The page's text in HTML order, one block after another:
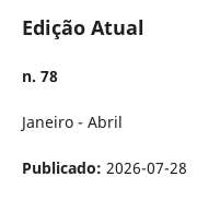
Edição Atual
n. 78
Janeiro - Abril
Publicado: 2026-07-28